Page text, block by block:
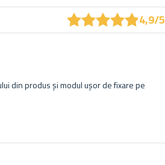
★★★★★
★★★★★4,9/5
din produs și modul ușor de fixare pe